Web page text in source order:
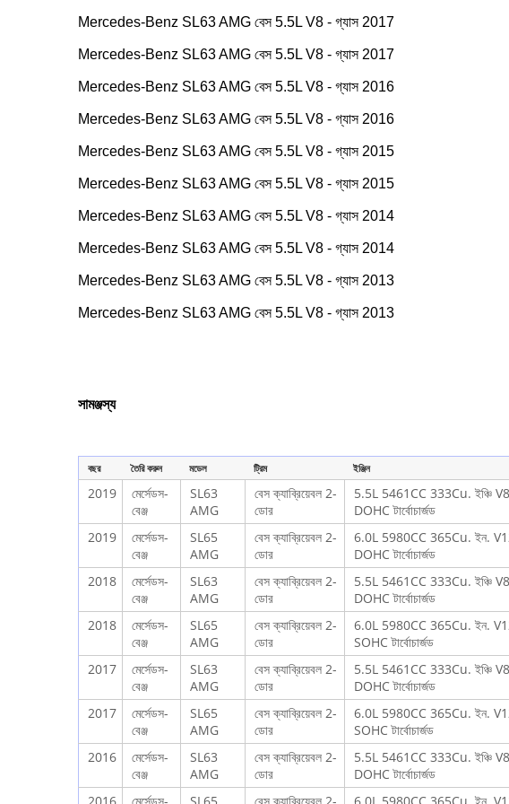
Mercedes-Benz SL63 AMG বেস 5.5L V8 - গ্যাস 2017
Mercedes-Benz SL63 AMG বেস 5.5L V8 - গ্যাস 2017
Mercedes-Benz SL63 AMG বেস 5.5L V8 - গ্যাস 2016
Mercedes-Benz SL63 AMG বেস 5.5L V8 - গ্যাস 2016
Mercedes-Benz SL63 AMG বেস 5.5L V8 - গ্যাস 2015
Mercedes-Benz SL63 AMG বেস 5.5L V8 - গ্যাস 2015
Mercedes-Benz SL63 AMG বেস 5.5L V8 - গ্যাস 2014
Mercedes-Benz SL63 AMG বেস 5.5L V8 - গ্যাস 2014
Mercedes-Benz SL63 AMG বেস 5.5L V8 - গ্যাস 2013
Mercedes-Benz SL63 AMG বেস 5.5L V8 - গ্যাস 2013
সামঞ্জস্য
বছর তৈরি করুন মডেল ট্রিম ইঞ্জিন
2019
মের্সেডস-
বেঞ্জ
SL63
AMG
বেস ক্যাব্রিয়েবল 2-
ডোর
5.5L 5461CC 333Cu. ইঞ্চি
DOHC টার্বোচার্জড
2019
মের্সেডস-
বেঞ্জ
SL65
AMG
বেস ক্যাব্রিয়েবল 2-
ডোর
6.0L 5980CC 365Cu. ইন.
DOHC টার্বোচার্জড
2018
মের্সেডস-
বেঞ্জ
SL63
AMG
বেস ক্যাব্রিয়েবল 2-
ডোর
5.5L 5461CC 333Cu. ইঞ্চি
DOHC টার্বোচার্জড
2018
মের্সেডস-
বেঞ্জ
SL65
AMG
বেস ক্যাব্রিয়েবল 2-
ডোর
6.0L 5980CC 365Cu. ইন.
SOHC টার্বোচার্জড
2017
মের্সেডস-
বেঞ্জ
SL63
AMG
বেস ক্যাব্রিয়েবল 2-
ডোর
5.5L 5461CC 333Cu. ইঞ্চি
DOHC টার্বোচার্জড
2017
মের্সেডস-
বেঞ্জ
SL65
AMG
বেস ক্যাব্রিয়েবল 2-
ডোর
6.0L 5980CC 365Cu. ইন.
SOHC টার্বোচার্জড
2016
মের্সেডস-
বেঞ্জ
SL63
AMG
বেস ক্যাব্রিয়েবল 2-
ডোর
5.5L 5461CC 333Cu. ইঞ্চি
DOHC টার্বোচার্জড